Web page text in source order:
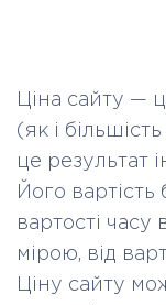
Ціна сайту —
(як і
це результат
Його
вартості
мірою, від
Ціну сайту